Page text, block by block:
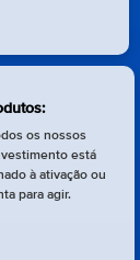
os nossos
está
à ativação ou
para agir.